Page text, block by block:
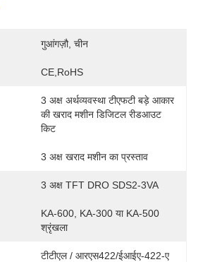
गुआंगज़ौ, चीन
CE,RoHS
3 अक्ष अर्थव्यवस्था टीएफटी बड़े आकार
की खराद मशीन डिजिटल रीडआउट
किट
3 अक्ष खराद मशीन का प्रस्ताव
3 अक्ष TFT DRO SDS2-3VA
KA-600, KA-300 या KA-500
श्रृंखला
टीटीएल / आरएस422/ईआईए-422-ए